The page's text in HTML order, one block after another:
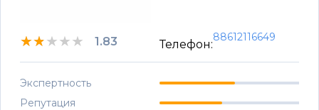
★★★★★
★★★★★
★★★★★ 1.83 Телефон:
88612116649
Экспертность
Репутация